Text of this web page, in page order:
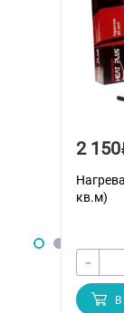
2 150
кв.м)
-